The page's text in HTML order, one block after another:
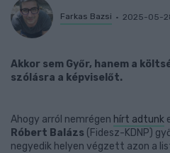
Farkas Bazsi 2025-05-
Akkor sem Győr, hanem a
szólásra a képviselőt.
Ahogy arról nemrégen hírt adtunk
Róbert Balázs (Fidesz-KDNP)
negyedik helyen végzett azon a